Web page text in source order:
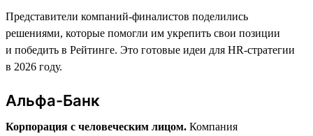
Представители компаний-финалистов поделились
решениями, которые помогли им укрепить свои позиции
и победить в Рейтинге. Это готовые идеи для HR-стратегии
в 2026 году.
Альфа-Банк
Корпорация с человеческим лицом. Компания